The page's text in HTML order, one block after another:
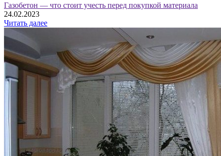
Газобетон — что стоит учесть перед покупкой материала
24.02.2023
Читать далее